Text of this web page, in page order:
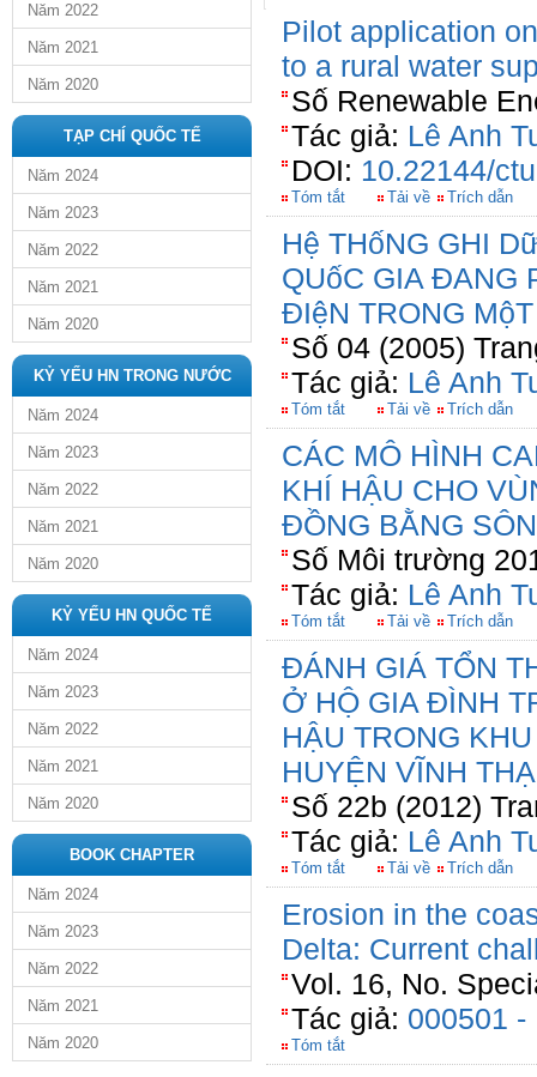
Năm 2022
Năm 2021
Năm 2020
TẠP CHÍ QUỐC TẾ
Năm 2024
Năm 2023
Năm 2022
Năm 2021
Năm 2020
KỶ YẾU HN TRONG NƯỚC
Năm 2024
Năm 2023
Năm 2022
Năm 2021
Năm 2020
KỶ YẾU HN QUỐC TẾ
Năm 2024
Năm 2023
Năm 2022
Năm 2021
Năm 2020
BOOK CHAPTER
Năm 2024
Năm 2023
Năm 2022
Năm 2021
Năm 2020
Pilot application
to a rural water
Số Renewable
Tác giả: Lê Anh
DOI: 10.22144/
Tóm tắt Tải về Trích dẫn
Hệ THốNG GHI
QUốC GIA ĐANG
ĐIệN TRONG
Số 04 (2005)
Tác giả: Lê Anh
Tóm tắt Tải về Trích dẫn
CÁC MÔ HÌNH
KHÍ HẬU CHO
ĐỒNG BẰNG
Số Môi trường
Tác giả: Lê Anh
Tóm tắt Tải về Trích dẫn
ĐÁNH GIÁ TỔN
Ở HỘ GIA ĐÌNH
HẬU TRONG
HUYỆN VĨNH
Số 22b (2012)
Tác giả: Lê Anh
Tóm tắt Tải về Trích dẫn
Erosion in the
Delta: Current
Vol. 16, No.
Tác giả: 000501 -
Tóm tắt